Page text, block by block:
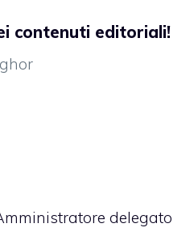
contenuti editoriali!
delegato